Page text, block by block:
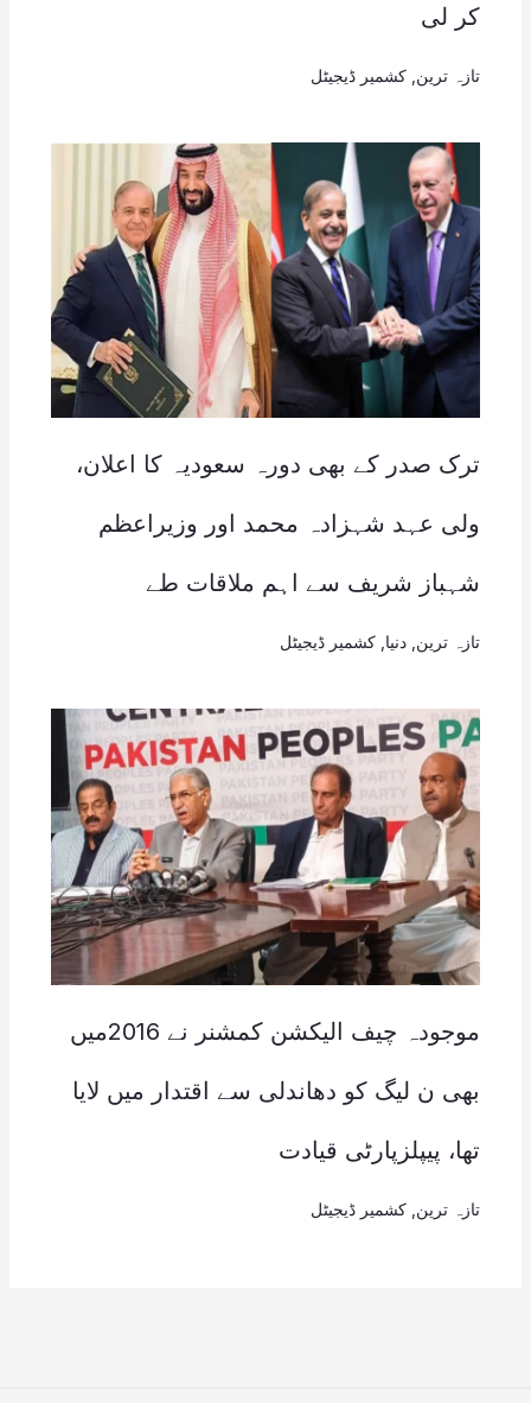
کر لی
تازہ ترین کشمیر ڈیجیٹل
ترک صدر کے بھی دورہ سعودیہ کا اعلان،
ولی عہد شہزادہ محمد اور وزیراعظم
شہباز شریف سے اہم ملاقات طے
تازہ ترین دنیا کشمیر ڈیجیٹل
موجودہ چیف الیکشن کمشنر نے 2016میں
بھی ن لیگ کو دھاندلی سے اقتدار میں لایا
تھا، پیپلزپارٹی قیادت
تازہ ترین کشمیر ڈیجیٹل